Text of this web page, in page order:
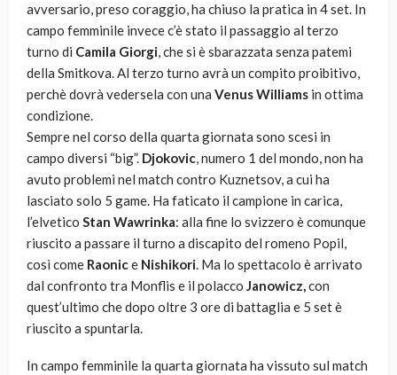
avversario, preso coraggio, ha chiuso la pratica in 4 set. In
campo femminile invece c’è stato il passaggio al terzo
turno di Camila Giorgi, che si è sbarazzata senza patemi
della Smitkova. Al terzo turno avrà un compito proibitivo,
perchè dovrà vedersela con una Venus Williams in ottima
condizione.
Sempre nel corso della quarta giornata sono scesi in
campo diversi “big”. Djokovic, numero 1 del mondo, non ha
avuto problemi nel match contro Kuznetsov, a cui ha
lasciato solo 5 game. Ha faticato il campione in carica,
l’elvetico Stan Wawrinka: alla fine lo svizzero è comunque
riuscito a passare il turno a discapito del romeno Popil,
così come Raonice Nishikori. Ma lo spettacolo è arrivato
dal confronto tra Monflis e il polacco Janowicz,con
quest’ultimo che dopo oltre 3 ore di battaglia e 5 set è
riuscito a spuntarla.
In campo femminile la quarta giornata ha vissuto sul match